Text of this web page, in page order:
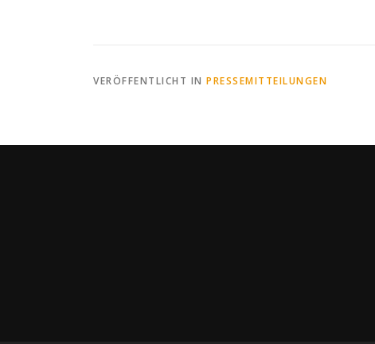
VERÖFFENTLICHT IN PRESSEMITTEILUNGEN